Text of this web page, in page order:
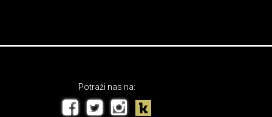
Potraži nas na: